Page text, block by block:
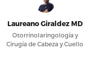
Laureano Giraldez MD
Otorrinolaringología y
Cirugía de Cabeza y Cuello